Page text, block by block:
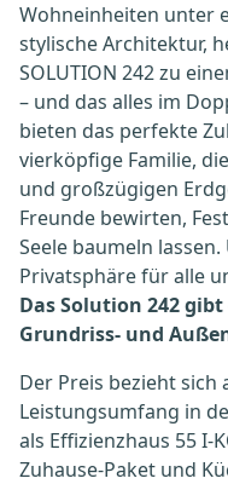
Wohneinheiten unter
stylische Architektur,
SOLUTION 242 zu
– und das alles im
bieten das perfekte
vierköpfige Familie,
und großzügigen
Freunde bewirten,
Seele baumeln
Privatsphäre für alle
Das Solution 242
Grundriss- und
Der Preis bezieht sich
Leistungsumfang in
als Effizienzhaus 55 I-
Zuhause-Paket und